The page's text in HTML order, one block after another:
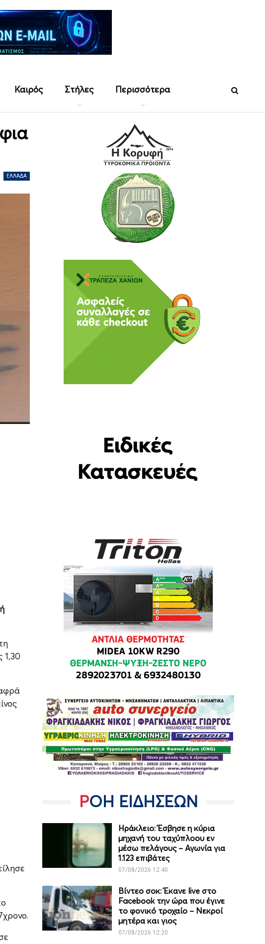
Καιρός Στήλες Περισσότερα
ΕΛΛΆΔΑ
1,30
ΡΟΗ ΕΙΔΗΣΕΩΝ
Ηράκλειο: Έσβησε η κύρια
μηχανή του ταχύπλοου εν
μέσω πελάγους – Αγωνία για
1.123 επιβάτες
07/08/2026 12:40
Βίντεο σοκ: Έκανε live στο
Facebook την ώρα που έγινε
το φονικό τροχαίο – Νεκροί
μητέρα και γιος
07/08/2026 12:20